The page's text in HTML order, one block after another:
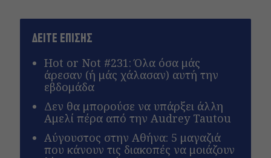
ΔΕΙΤΕ ΕΠΙΣΗΣ
Hot or Not #231: Όλα όσα μάς
άρεσαν (ή μάς χάλασαν) αυτή την
εβδομάδα
Δεν θα μπορούσε να υπάρξει άλλη
Αμελί πέρα από την Audrey Tautou
Αύγουστος στην Αθήνα: 5 μαγαζιά
που κάνουν τις διακοπές να μοιάζουν